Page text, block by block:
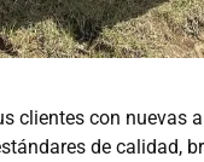
clientes con nuevas
de calidad,